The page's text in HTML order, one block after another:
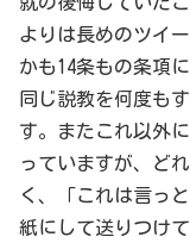
よりは長めのツイ
かも14条もの条項
同じ説教を何度も
す。またこれ以外
っていますが、ど
く、「これは言っ
紙にして送りつけ